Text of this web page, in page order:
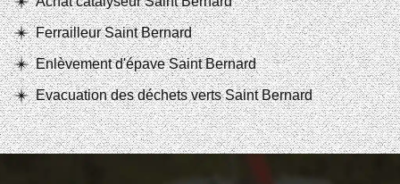
Ferrailleur Saint Bernard
Enlèvement d'épave Saint Bernard
Evacuation des déchets verts Saint Bernard